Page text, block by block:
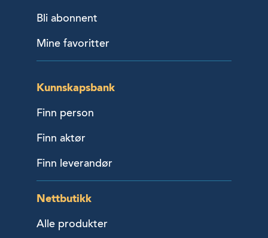
Bli abonnent
Mine favoritter
Kunnskapsbank
Finn person
Finn aktør
Finn leverandør
Nettbutikk
Alle produkter